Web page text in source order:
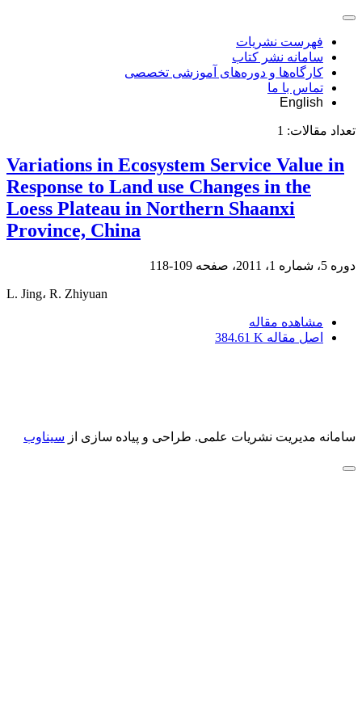
فهرست نشریات
سامانه نشر کتاب
کارگاه‌ها و دوره‌های آموزشی تخصصی
تماس با ما
English
تعداد مقالات: 1
Variations in Ecosystem Service Value in
Response to Land use Changes in the
Loess Plateau in Northern Shaanxi
Province, China
دوره 5، شماره 1، 2011، صفحه 109-118
L. Jing، R. Zhiyuan
مشاهده مقاله
اصل مقاله 384.61 K
سامانه مدیریت نشریات علمی. طراحی و پیاده سازی از سیناوب